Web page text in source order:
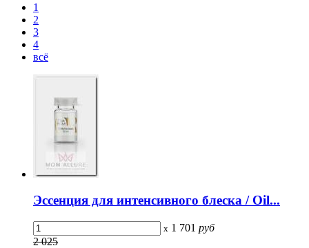
1
2
3
4
всё
Эссенция для интенсивного блеска / Oil...
x 1 701 руб
2 025